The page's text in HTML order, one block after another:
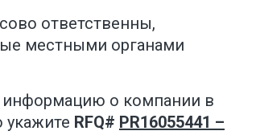
ответственны,
местными органами
информацию о компании в
укажите RFQ# PR16055441 –